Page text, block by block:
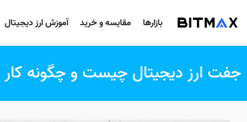
بازارها مقایسه و خرید آموزش ارز دیجیتال
جفت ارز دیجیتال چیست و چگونه